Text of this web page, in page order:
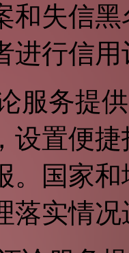
和失信
进行信用
服务提
设置便
。国家
落实情